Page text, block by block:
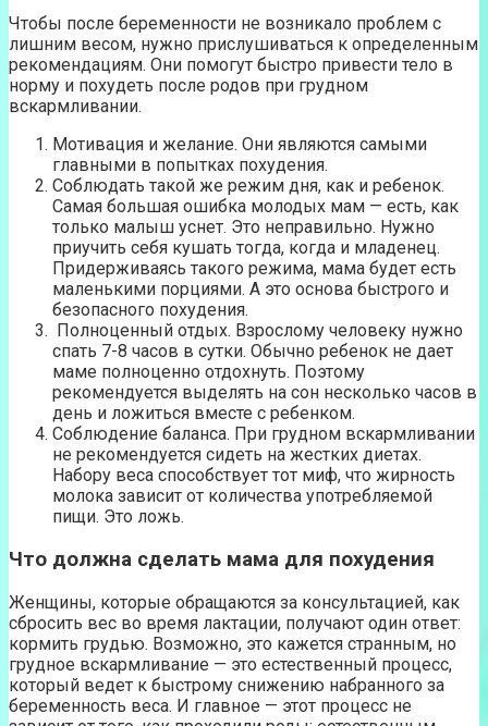
Чтобы после беременности не возникало проблем с
лишним весом, нужно прислушиваться к определенным
рекомендациям. Они помогут быстро привести тело в
норму и похудеть после родов при грудном
вскармливании.
Мотивация и желание. Они являются самыми
главными в попытках похудения.
Соблюдать такой же режим дня, как и ребенок.
Самая большая ошибка молодых мам — есть, как
только малыш уснет. Это неправильно. Нужно
приучить себя кушать тогда, когда и младенец.
Придерживаясь такого режима, мама будет есть
маленькими порциями. А это основа быстрого и
безопасного похудения.
Полноценный отдых. Взрослому человеку нужно
спать 7-8 часов в сутки. Обычно ребенок не дает
маме полноценно отдохнуть. Поэтому
рекомендуется выделять на сон несколько часов в
день и ложиться вместе с ребенком.
Соблюдение баланса. При грудном вскармливании
не рекомендуется сидеть на жестких диетах.
Набору веса способствует тот миф, что жирность
молока зависит от количества употребляемой
пищи. Это ложь.
Что должна сделать мама для похудения
Женщины, которые обращаются за консультацией, как
сбросить вес во время лактации, получают один ответ:
кормить грудью. Возможно, это кажется странным, но
грудное вскармливание — это естественный процесс,
который ведет к быстрому снижению набранного за
беременность веса. И главное — этот процесс не